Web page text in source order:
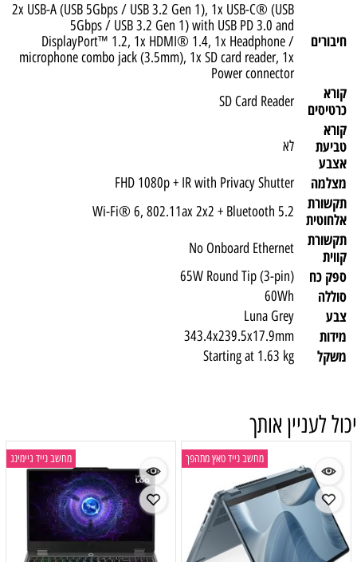
חיבורים
2x USB-A (USB 5Gbps / USB 3.2 Gen 1), 1x USB-C® (USB
5Gbps / USB 3.2 Gen 1) with USB PD 3.0 and
DisplayPort™ 1.2, 1x HDMI® 1.4, 1x Headphone /
microphone combo jack (3.5mm), 1x SD card reader, 1x
Power connector
קורא
כרטיסים
SD Card Reader
קורא
טביעת
אצבע
לא
מצלמה FHD 1080p + IR with Privacy Shutter
תקשורת
אלחוטית
Wi-Fi® 6, 802.11ax 2x2 + Bluetooth 5.2
תקשורת
קווית
No Onboard Ethernet
ספק כח 65W Round Tip (3-pin)
סוללה 60Wh
צבע Luna Grey
מידות 343.4x239.5x17.9mm
משקל Starting at 1.63 kg
יכול לעניין אותך
מחשב נייד טאץ מתהפך מחשב נייד גיימינג